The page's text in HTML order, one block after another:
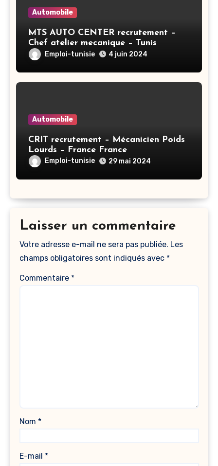
Automobile
MTS AUTO CENTER recrutement –
Chef atelier mecanique – Tunis
Emploi-tunisie 4 juin 2024
Automobile
CRIT recrutement – Mécanicien Poids
Lourds – France France
Emploi-tunisie 29 mai 2024
Laisser un commentaire
Votre adresse e-mail ne sera pas publiée. Les
champs obligatoires sont indiqués avec *
Commentaire *
Nom *
E-mail *